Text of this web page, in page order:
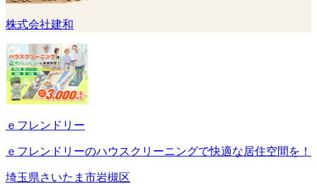
株式会社建和
ｅフレンドリー
ｅフレンドリーのハウスクリーニングで快適な居住空間を！
埼玉県さいたま市岩槻区